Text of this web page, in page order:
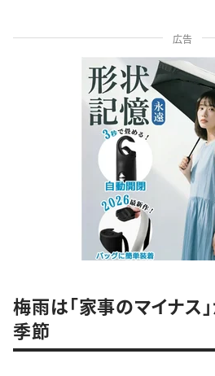
広告
梅雨は「家事のマイナス
季節